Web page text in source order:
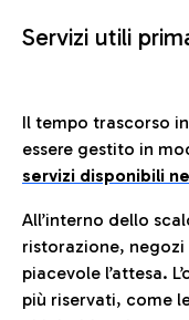
Servizi utili
Il tempo trascorso
essere gestito in
servizi disponibili
All’interno dello
ristorazione, negozi
piacevole l’attesa.
più riservati, come